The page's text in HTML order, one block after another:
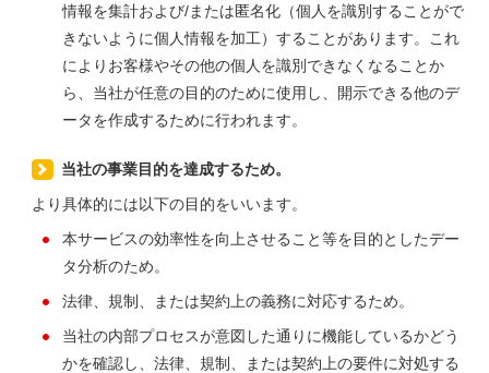
情報を集計および/または匿名化（個人を識別することがで
きないように個人情報を加工）することがあります。これ
によりお客様やその他の個人を識別できなくなることか
ら、当社が任意の目的のために使用し、開示できる他のデ
ータを作成するために行われます。
当社の事業目的を達成するため。
より具体的には以下の目的をいいます。
本サービスの効率性を向上させること等を目的としたデー
タ分析のため。
法律、規制、または契約上の義務に対応するため。
当社の内部プロセスが意図した通りに機能しているかどう
かを確認し、法律、規制、または契約上の要件に対処する